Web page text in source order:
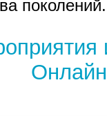
поколений.
Онлайн